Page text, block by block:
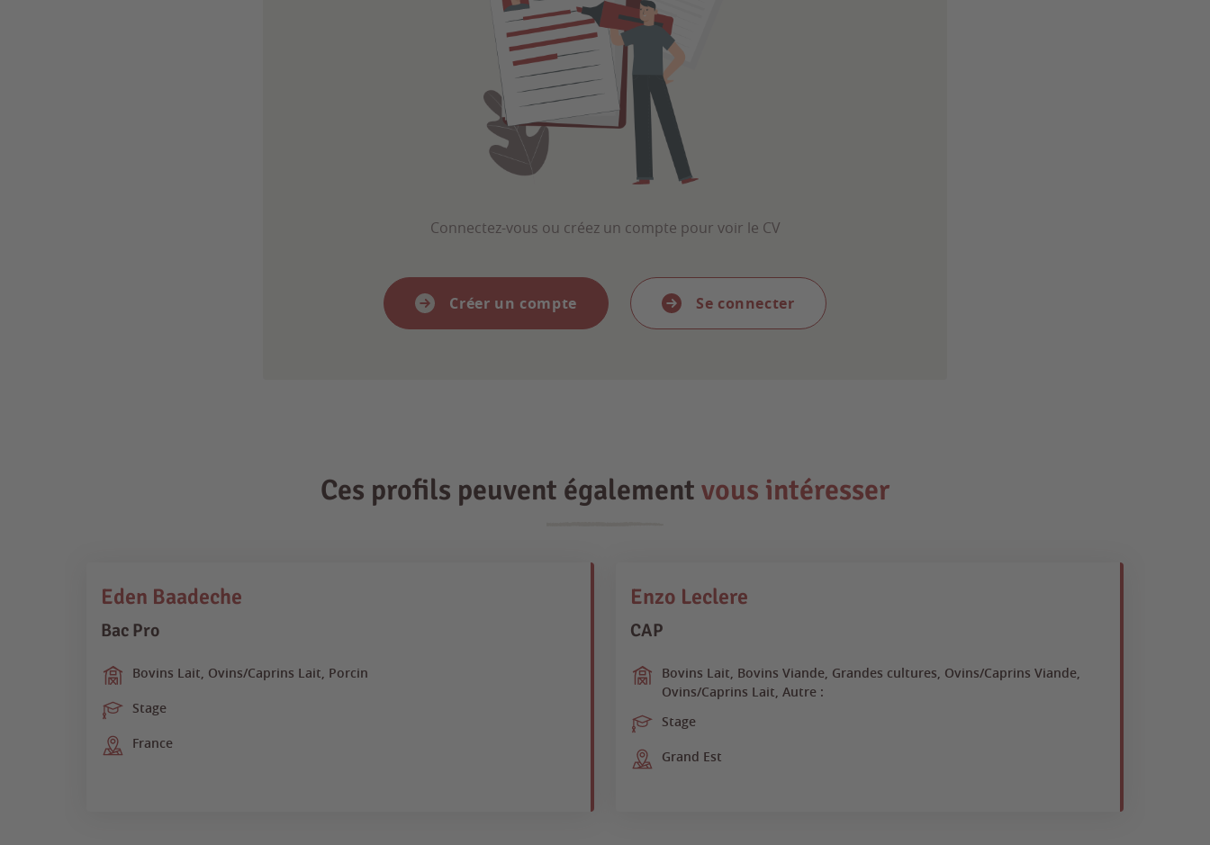
Connectez-vous ou créez un compte pour voir le CV
Créer un compte Se connecter
Ces profils peuvent également vous intéresser
Eden Baadeche
Bac Pro
Bovins Lait, Ovins/Caprins Lait, Porcin
Stage
France
Enzo Leclere
CAP
Bovins Lait, Bovins Viande, Grandes cultures, Ovins/Caprins Viande,
Ovins/Caprins Lait, Autre :
Stage
Grand Est